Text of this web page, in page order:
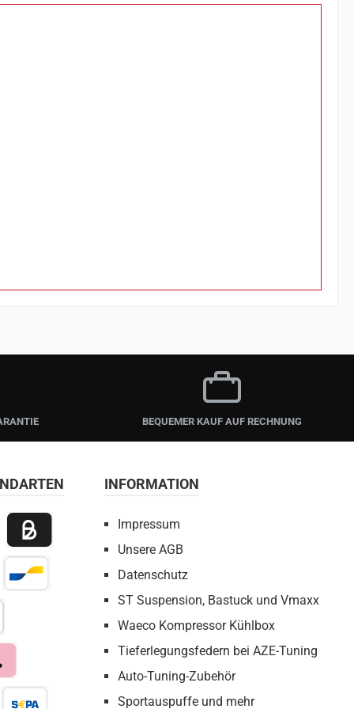
BEQUEMER KAUF AUF RECHNUNG
Payment
Billie / Kauf auf Rechnung
Net
Bancontact
INFORMATION
Impressum
Unsere AGB
Datenschutz
ST Suspension, Bastuck und Vmaxx
Waeco Kompressor Kühlbox
Tieferlegungsfedern bei AZE-Tuning
Auto-Tuning-Zubehör
Sportauspuffe und mehr